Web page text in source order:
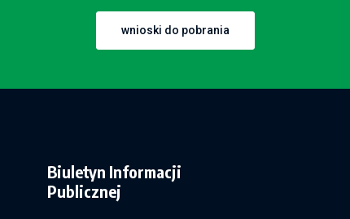
wnioski do pobrania
Biuletyn Informacji
Publicznej